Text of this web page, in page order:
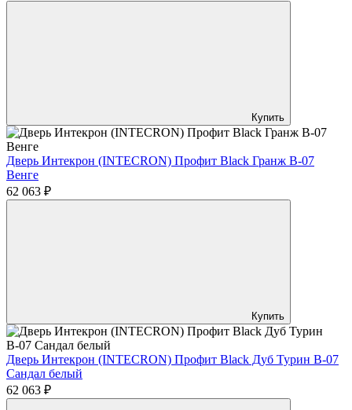
Купить
Дверь Интекрон (INTECRON) Профит Black Гранж В-07
Венге
62 063 ₽
Купить
Дверь Интекрон (INTECRON) Профит Black Дуб Турин В-07
Сандал белый
62 063 ₽